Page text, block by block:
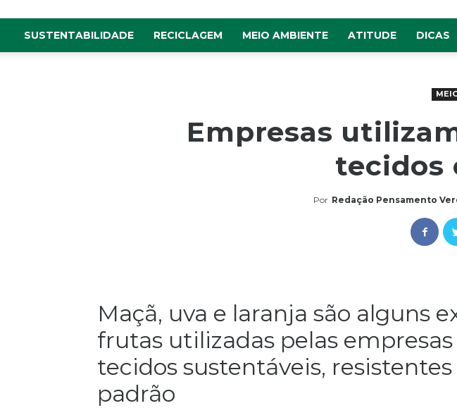
SUSTENTABILIDADE RECICLAGEM MEIO AMBIENTE ATITUDE DICAS
Empresas
tecidos
Por Redação Pensamento
Maçã, uva e laranja são alguns
frutas utilizadas pelas
tecidos sustentáveis,
padrão